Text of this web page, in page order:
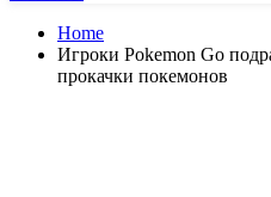
Home
Игроки Pokemon Go
прокачки покемонов